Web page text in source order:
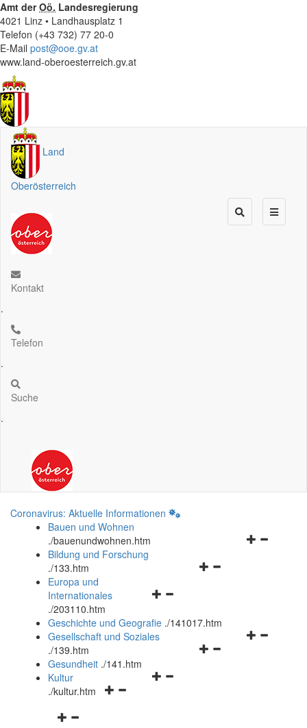
Amt derOö. Landesregierung
4021 Linz • Landhausplatz 1
Telefon (+43 732) 77 20-0
E-Mail post@ooe.gv.at
www.land-oberoesterreich.gv.at
Land
Oberösterreich
Kontakt
.
Telefon
.
Suche
.
Coronavirus: Aktuelle Informationen
Bauen und Wohnen
./bauenundwohnen.htm
Navigationsmenü
Bildung und Forschung
./133.htm
Navigationsmenü
und
schließen
Europa und
Internationales
./203110.htm
Geschichte und Geografie ./141017.htm
Navigationsmenü
Gesellschaft und Soziales
./139.htm
Navigationsmenü
Gesundheit ./141.htm
Navigationsmenü
Kultur
./kultur.htm
Navigationsmenü